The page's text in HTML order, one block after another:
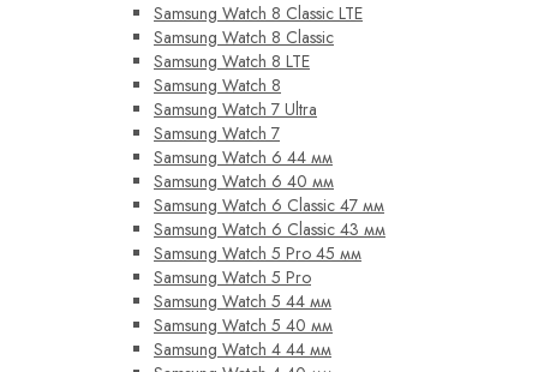
Samsung Watch 8 Classic LTE
Samsung Watch 8 Classic
Samsung Watch 8 LTE
Samsung Watch 8
Samsung Watch 7 Ultra
Samsung Watch 7
Samsung Watch 6 44 мм
Samsung Watch 6 40 мм
Samsung Watch 6 Classic 47 мм
Samsung Watch 6 Classic 43 мм
Samsung Watch 5 Pro 45 мм
Samsung Watch 5 Pro
Samsung Watch 5 44 мм
Samsung Watch 5 40 мм
Samsung Watch 4 44 мм